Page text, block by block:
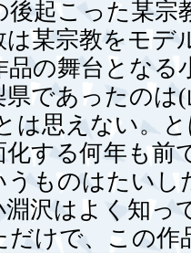
後起こった某宗
は某宗教をモ
品の舞台となる
県であったのは
は思えない。
化する何年も前
うものはたい
淵沢はよく知っ
だけで、この